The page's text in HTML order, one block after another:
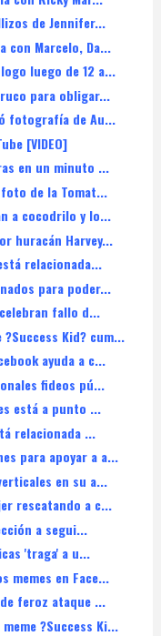
de Jennifer...
con Marcelo, Da...
luego de 12 a...
para obligar...
fotografía de Au...
[VIDEO]
en un minuto ...
de la Tomat...
a cocodrilo y lo...
huracán Harvey...
relacionada...
para poder...
fallo d...
Kid? cum...
ayuda a c...
fideos pú...
está a punto ...
relacionada ...
para apoyar a a...
en su a...
rescatando a c...
a segui...
'traga' a u...
memes en Face...
feroz ataque ...
?Success Ki...